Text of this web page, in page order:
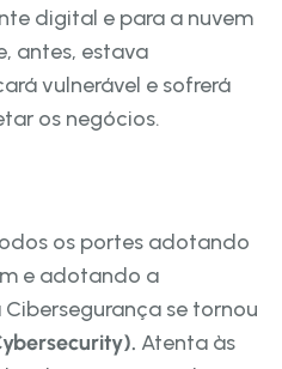
digital e para a nuvem
antes, estava
vulnerável e sofrerá
os negócios.
os portes adotando
e adotando a
se tornou
Atenta às